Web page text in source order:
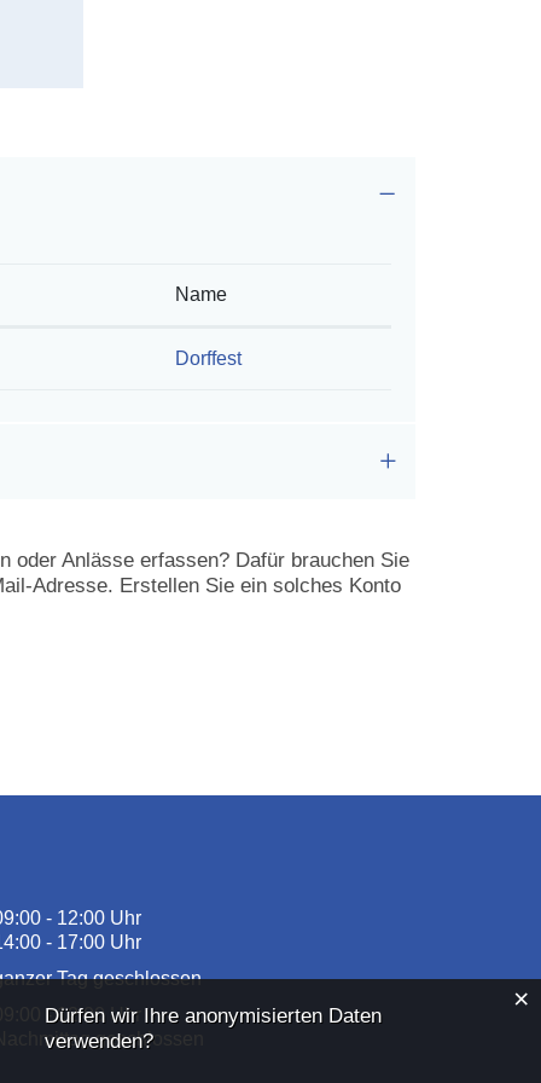
Name
Dorffest
oder Anlässe erfassen? Dafür brauchen Sie
Adresse. Erstellen Sie ein solches Konto
- 12:00 Uhr
- 17:00 Uhr
Tag geschlossen
09:00 - 12:00 Uhr
Nachmittag geschlossen
Dürfen wir Ihre anonymisierten Daten
verwenden?
×